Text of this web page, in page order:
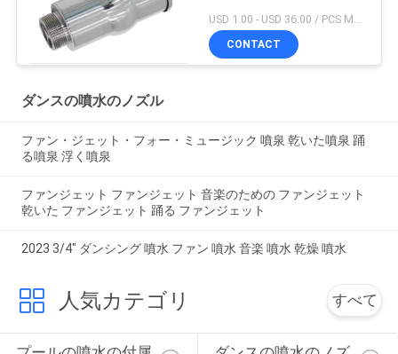
USD 1.00 - USD 36.00 / PCS MOQ:1 PC
CONTACT
ダンスの噴水のノズル
ファン・ジェット・フォー・ミュージック 噴泉 乾いた噴泉 踊
る噴泉 浮く噴泉
ファンジェット ファンジェット 音楽のための ファンジェット
乾いた ファンジェット 踊る ファンジェット
2023 3/4" ダンシング 噴水 ファン 噴水 音楽 噴水 乾燥 噴水
人気カテゴリ すべて